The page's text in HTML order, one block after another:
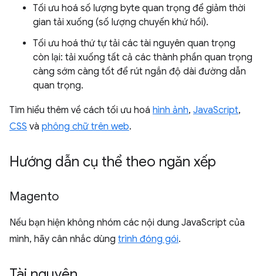
Tối ưu hoá số lượng byte quan trọng để giảm thời
gian tải xuống (số lượng chuyến khứ hồi).
Tối ưu hoá thứ tự tải các tài nguyên quan trọng
còn lại: tải xuống tất cả các thành phần quan trọng
càng sớm càng tốt để rút ngắn độ dài đường dẫn
quan trọng.
Tìm hiểu thêm về cách tối ưu hoá hình ảnh, JavaScript,
CSS và phông chữ trên web.
Hướng dẫn cụ thể theo ngăn xếp
Magento
Nếu bạn hiện không nhóm các nội dung JavaScript của
mình, hãy cân nhắc dùng trình đóng gói.